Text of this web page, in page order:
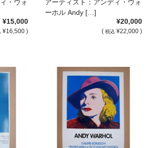
・ウォ
¥15,000
¥16,500 )
アーティスト：アンディ・ウォ
ーホル Andy […]
¥20,000
( 税込 ¥22,000 )